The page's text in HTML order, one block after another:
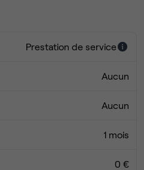
Prestation de service
Aucun
Aucun
1 mois
0 €